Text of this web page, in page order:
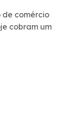
de comércio
cobram um